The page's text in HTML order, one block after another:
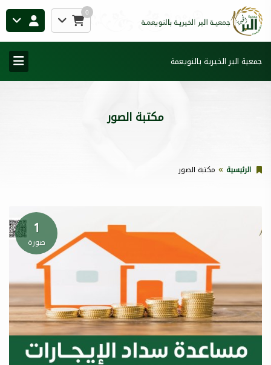
0
جمعية البر الخيرية بالنويعمة
مكتبة الصور
الرئيسية مكتبة الصور
1
صورة